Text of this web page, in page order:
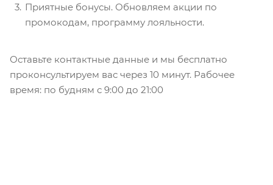
Приятные бонусы. Обновляем акции по
промокодам, программу лояльности.
Оставьте контактные данные и мы бесплатно
проконсультируем вас через 10 минут. Рабочее
время: по будням с 9:00 до 21:00